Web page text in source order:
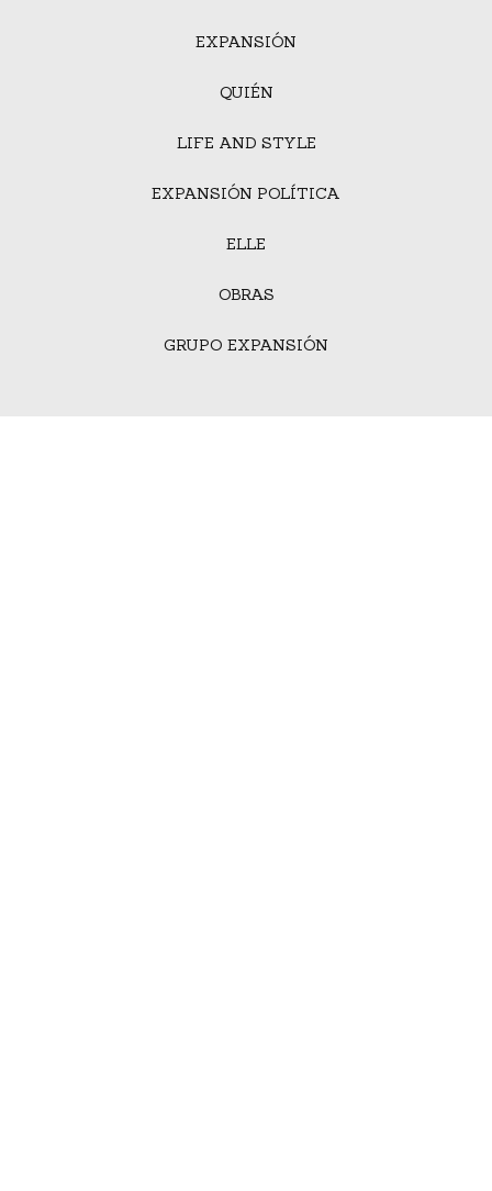
EXPANSIÓN
QUIÉN
LIFE AND STYLE
EXPANSIÓN POLÍTICA
ELLE
OBRAS
GRUPO EXPANSIÓN